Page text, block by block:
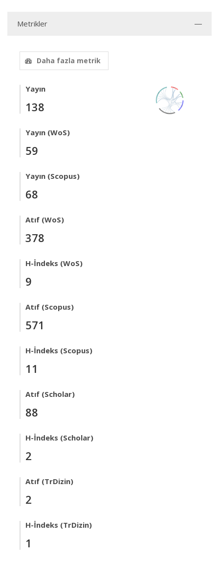
Metrikler
Daha fazla metrik
Yayın
138
Yayın (WoS)
59
Yayın (Scopus)
68
Atıf (WoS)
378
H-İndeks (WoS)
9
Atıf (Scopus)
571
H-İndeks (Scopus)
11
Atıf (Scholar)
88
H-İndeks (Scholar)
2
Atıf (TrDizin)
2
H-İndeks (TrDizin)
1